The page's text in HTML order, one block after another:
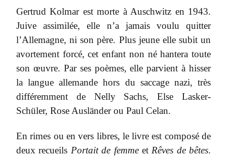
Gertrud Kolmar est morte à Auschwitz en 1943.
Juive assimilée, elle n’a jamais voulu quitter
l’Allemagne, ni son père. Plus jeune elle subit un
avortement forcé, cet enfant non né hantera toute
son œuvre. Par ses poèmes, elle parvient à hisser
la langue allemande hors du saccage nazi, très
différemment de Nelly Sachs, Else Lasker-
Schüler, Rose Ausländer ou Paul Celan.
En rimes ou en vers libres, le livre est composé de
deux recueils Portait de femme et Rêves de bêtes.